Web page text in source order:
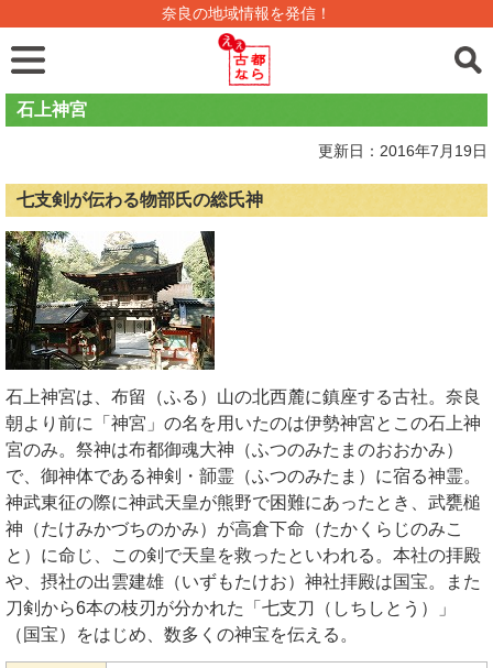
奈良の地域情報を発信！
石上神宮
更新日：2016年7月19日
七支剣が伝わる物部氏の総氏神
石上神宮は、布留（ふる）山の北西麓に鎮座する古社。奈良
朝より前に「神宮」の名を用いたのは伊勢神宮とこの石上神
宮のみ。祭神は布都御魂大神（ふつのみたまのおおかみ）
で、御神体である神剣・韴霊（ふつのみたま）に宿る神霊。
神武東征の際に神武天皇が熊野で困難にあったとき、武甕槌
神（たけみかづちのかみ）が高倉下命（たかくらじのみこ
と）に命じ、この剣で天皇を救ったといわれる。本社の拝殿
や、摂社の出雲建雄（いずもたけお）神社拝殿は国宝。また
刀剣から6本の枝刃が分かれた「七支刀（しちしとう）」
（国宝）をはじめ、数多くの神宝を伝える。